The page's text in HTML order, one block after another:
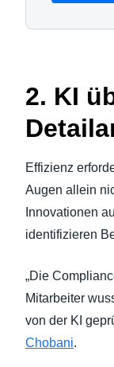
2. KI
Effizienz
Augen allein
Innovationen
identifizieren
„Die
Mitarbeiter
von der KI
Chobani.